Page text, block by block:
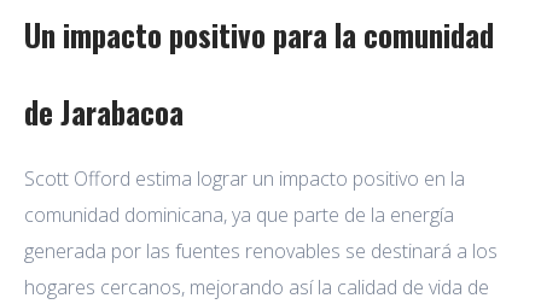
Un impacto positivo para la comunidad
de Jarabacoa
Scott Offord estima lograr un impacto positivo en la
comunidad dominicana, ya que parte de la energía
generada por las fuentes renovables se destinará a los
hogares cercanos, mejorando así la calidad de vida de